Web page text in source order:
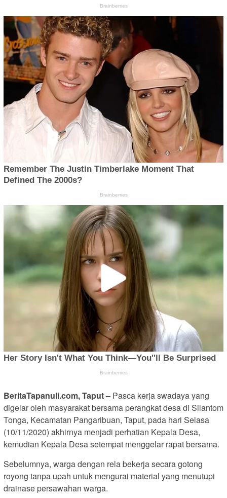
BeritaTapanuli.com, Taput – Pasca kerja swadaya yang
digelar oleh masyarakat bersama perangkat desa di Silantom
Tonga, Kecamatan Pangaribuan, Taput, pada hari Selasa
(10/11/2020) akhirnya menjadi perhatian Kepala Desa,
kemudian Kepala Desa setempat menggelar rapat bersama.
Sebelumnya, warga dengan rela bekerja secara gotong
royong tanpa upah untuk mengurai material yang menutupi
drainase persawahan warga.